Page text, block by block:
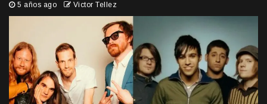
5 años ago Victor Tellez